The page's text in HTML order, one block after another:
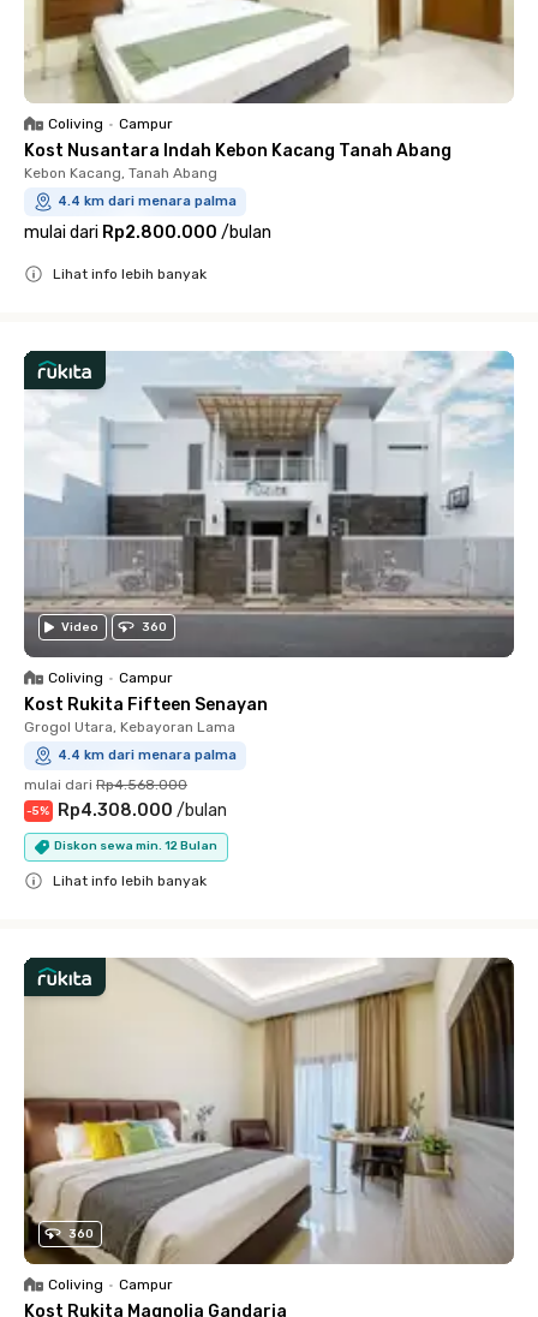
Coliving • Campur
Kost Nusantara Indah Kebon Kacang Tanah Abang
Kebon Kacang, Tanah Abang
4.4 km dari menara palma
mulai dari Rp2.800.000 /bulan
Lihat info lebih banyak
Video 360
Coliving • Campur
Kost Rukita Fifteen Senayan
Grogol Utara, Kebayoran Lama
4.4 km dari menara palma
mulai dari Rp4.568.000
-5% Rp4.308.000 /bulan
Diskon sewa min. 12 Bulan
Lihat info lebih banyak
360
Coliving • Campur
Kost Rukita Magnolia Gandaria